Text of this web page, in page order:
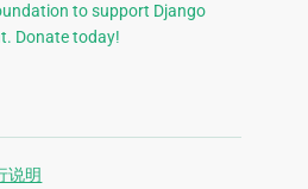
to support Django
Donate today!
说明